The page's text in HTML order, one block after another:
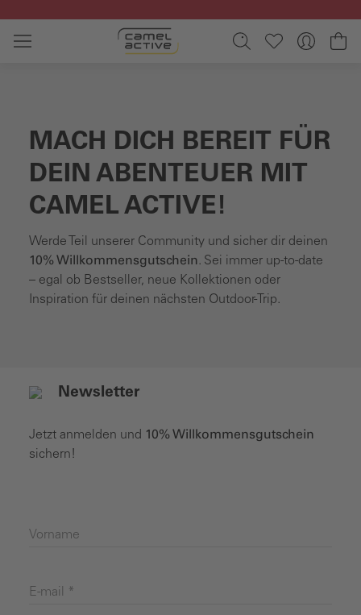
Zum Hauptinhalt springen
MACH DICH BEREIT FÜR
DEIN ABENTEUER MIT
CAMEL ACTIVE!
Werde Teil unserer Community und sicher dir deinen
10% Willkommensgutschein. Sei immer up-to-date
– egal ob Bestseller, neue Kollektionen oder
Inspiration für deinen nächsten Outdoor-Trip.
Newsletter
Jetzt anmelden und 10% Willkommensgutschein
sichern!
Vorname
E-mail *